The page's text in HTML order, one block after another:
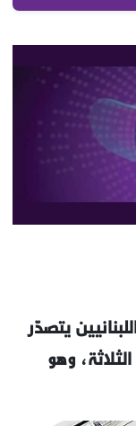
يتصدّر
وهو